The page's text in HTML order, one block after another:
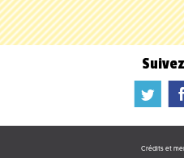
a
Crédits et